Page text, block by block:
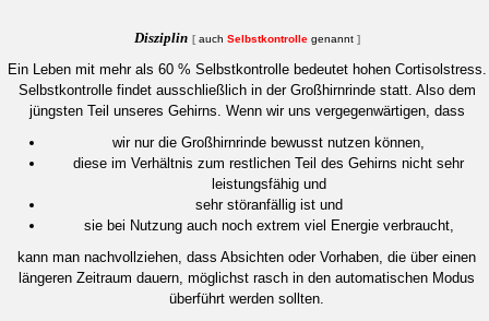
Disziplin [auch Selbstkontrollegenannt ]
Ein Leben mit mehr als 60 % Selbstkontrolle bedeutet hohen Cortisolstress.
Selbstkontrolle findet ausschließlich in der Großhirnrinde statt. Also dem
jüngsten Teil unseres Gehirns. Wenn wir uns vergegenwärtigen, dass
wir nur die Großhirnrinde bewusst nutzen können,
diese im Verhältnis zum restlichen Teil des Gehirns nicht sehr
leistungsfähig und
sehr störanfällig ist und
sie bei Nutzung auch noch extrem viel Energie verbraucht,
kann man nachvollziehen, dass Absichten oder Vorhaben, die über einen
längeren Zeitraum dauern, möglichst rasch in den automatischen Modus
überführt werden sollten.